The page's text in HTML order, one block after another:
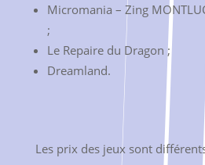
Micromania – Zing
;
Le Repaire du Dragon ;
Dreamland.
Les prix des jeux sont